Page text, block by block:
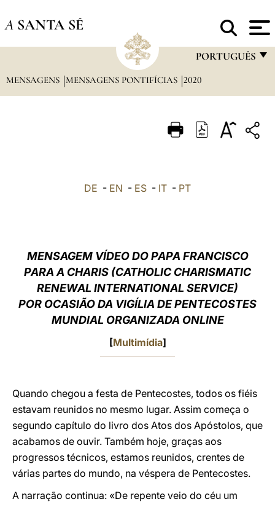
A SANTA SÉ
PORTUGUÊS
FRANÇAIS
ITALIANO
中文
LATINE
MENSAGENS MENSAGENS PONTIFÍCIAS 2020
DE - EN - ES - IT - PT
MENSAGEM VÍDEO DO PAPA FRANCISCO
PARA A CHARIS (CATHOLIC CHARISMATIC
RENEWAL INTERNATIONAL SERVICE)
POR OCASIÃO DA VIGÍLIA DE PENTECOSTES
MUNDIAL ORGANIZADA ONLINE
[Multimídia]
Quando chegou a festa de Pentecostes, todos os fiéis
estavam reunidos no mesmo lugar. Assim começa o
segundo capítulo do livro dos Atos dos Apóstolos, que
acabamos de ouvir. Também hoje, graças aos
progressos técnicos, estamos reunidos, crentes de
várias partes do mundo, na véspera de Pentecostes.
A narração continua: «De repente veio do céu um